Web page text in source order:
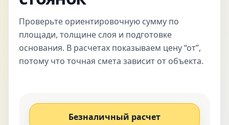
Проверьте ориентировочную сумму по
площади, толщине слоя и подготовке
основания. В расчетах показываем цену “от”,
потому что точная смета зависит от объекта.
Безналичный расчет